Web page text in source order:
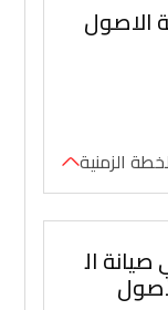
الاصول
الزمنية
ال